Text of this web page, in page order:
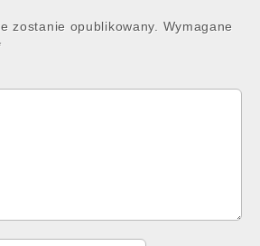
zostanie opublikowany.
Wymagane